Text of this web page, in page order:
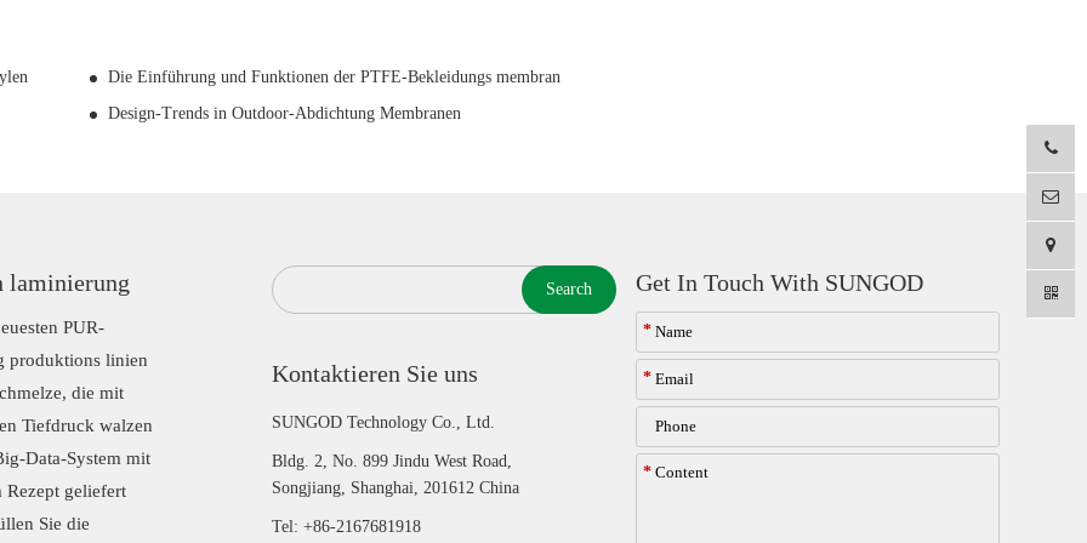
Die Einführung und Funktionen der PTFE-Bekleidungs membran
Design-Trends in Outdoor-Abdichtung Membranen
laminierung
PUR-
produktions linien
die mit
Tiefdruck walzen
Data-System mit
Rezept geliefert
Sie die
Search
Kontaktieren Sie uns
SUNGOD Technology Co., Ltd.
Bldg. 2, No. 899 Jindu West Road,
Songjiang, Shanghai, 201612 China
Tel: +86-2167681918
Get In Touch With SUNGOD
*
*
*